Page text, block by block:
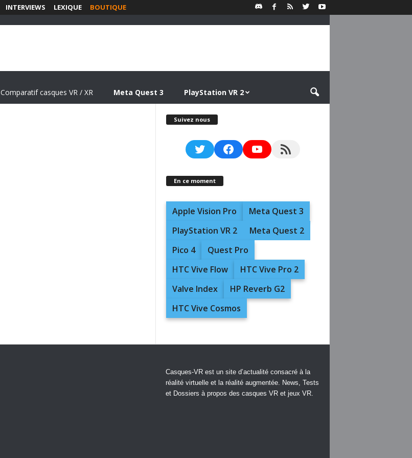
INTERVIEWS LEXIQUE BOUTIQUE
Comparatif casques VR / XR Meta Quest 3 PlayStation VR 2
Suivez nous
TwitterFacebookYouTubeRSS Feed
En ce moment
Apple Vision Pro
Meta Quest 3
PlayStation VR 2
Meta Quest 2
Pico 4
Quest Pro
HTC Vive Flow
HTC Vive Pro 2
Valve Index
HP Reverb G2
HTC Vive Cosmos
Casques-VR est un site d’actualité consacré à la
réalité virtuelle et la réalité augmentée. News, Tests
et Dossiers à propos des casques VR et jeux VR.